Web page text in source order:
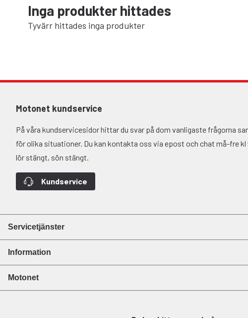
Inga produkter hittades
Tyvärr hittades inga produkter
Motonet kundservice
På våra kundservicesidor hittar du svar på dom vanligaste frågorna
för olika situationer. Du kan kontakta oss via epost och chat må-fre kl
lör stängt, sön stängt.
Kundservice
Servicetjänster
Information
Motonet